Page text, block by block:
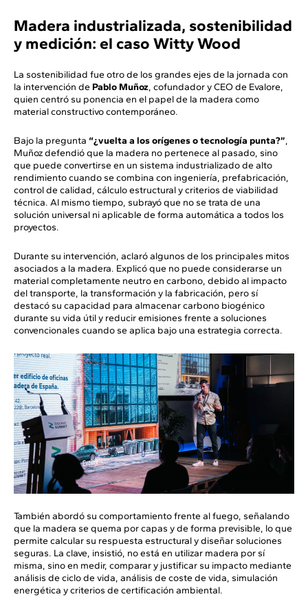
Madera industrializada, sostenibilidad
y medición: el caso Witty Wood
La sostenibilidad fue otro de los grandes ejes de la jornada con
la intervención de Pablo Muñoz, cofundador y CEO de Evalore,
quien centró su ponencia en el papel de la madera como
material constructivo contemporáneo.
Bajo la pregunta “¿vuelta a los orígenes o tecnología punta?”,
Muñoz defendió que la madera no pertenece al pasado, sino
que puede convertirse en un sistema industrializado de alto
rendimiento cuando se combina con ingeniería, prefabricación,
control de calidad, cálculo estructural y criterios de viabilidad
técnica. Al mismo tiempo, subrayó que no se trata de una
solución universal ni aplicable de forma automática a todos los
proyectos.
Durante su intervención, aclaró algunos de los principales mitos
asociados a la madera. Explicó que no puede considerarse un
material completamente neutro en carbono, debido al impacto
del transporte, la transformación y la fabricación, pero sí
destacó su capacidad para almacenar carbono biogénico
durante su vida útil y reducir emisiones frente a soluciones
convencionales cuando se aplica bajo una estrategia correcta.
También abordó su comportamiento frente al fuego, señalando
que la madera se quema por capas y de forma previsible, lo que
permite calcular su respuesta estructural y diseñar soluciones
seguras. La clave, insistió, no está en utilizar madera por sí
misma, sino en medir, comparar y justificar su impacto mediante
análisis de ciclo de vida, análisis de coste de vida, simulación
energética y criterios de certificación ambiental.